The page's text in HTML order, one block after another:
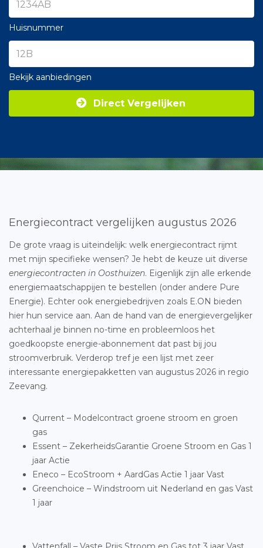
Huisnummer
Bekijk aanbiedingen
Direct Vergelijken
Energiecontract vergelijken augustus 2026
De grote vraag is uiteindelijk: welk energiecontract rijmt
met mijn specifieke wensen? Je hebt de keuze uit diverse
energiecontracten in Oosthuizen. Eigenlijk zijn alle erkende
energiemaatschappijen te bestellen (onder andere Pure
Energie). Echter ook energiebedrijven zoals E.ON bieden
hier hun service aan. Aan de hand van de energievergelijker
achterhaal je binnen no-time en probleemloos het
goedkoopste energie-abonnement dat past bij jou
stroomverbruik. Verderop tref je een lijst met zeer
interessante energiepakketten van augustus 2026 in regio
Zeevang.
Qurrent – Modelcontract groene stroom en groen
gas
Essent – ZekerheidsGarantie Groene Stroom en Gas 1
jaar Actie
Eneco – EcoStroom + AardGas Actie 1 jaar Vast
Greenchoice – Windstroom uit Nederland en gas Vast
1 jaar